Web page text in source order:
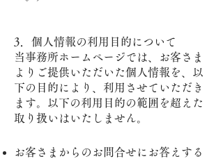
3．個人情報の利用目的について
当事務所ホームページでは、お客さま
よりご提供いただいた個人情報を、以
下の目的により、利用させていただき
ます。以下の利用目的の範囲を超えた
取り扱いはいたしません。
お客さまからのお問合せにお答えする